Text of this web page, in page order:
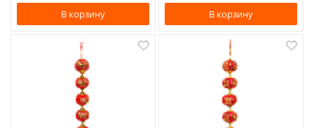
В корзину В корзину